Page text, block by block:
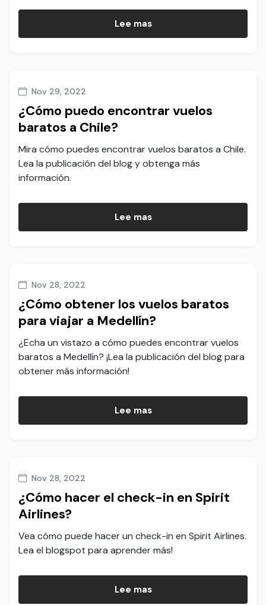
Lee mas
Nov 29, 2022
¿Cómo puedo encontrar vuelos
baratos a Chile?
Mira cómo puedes encontrar vuelos baratos a Chile.
Lea la publicación del blog y obtenga más
información.
Lee mas
Nov 28, 2022
¿Cómo obtener los vuelos baratos
para viajar a Medellín?
¿Echa un vistazo a cómo puedes encontrar vuelos
baratos a Medellín? ¡Lea la publicación del blog para
obtener más información!
Lee mas
Nov 28, 2022
¿Cómo hacer el check-in en Spirit
Airlines?
Vea cómo puede hacer un check-in en Spirit Airlines.
Lea el blogspot para aprender más!
Lee mas